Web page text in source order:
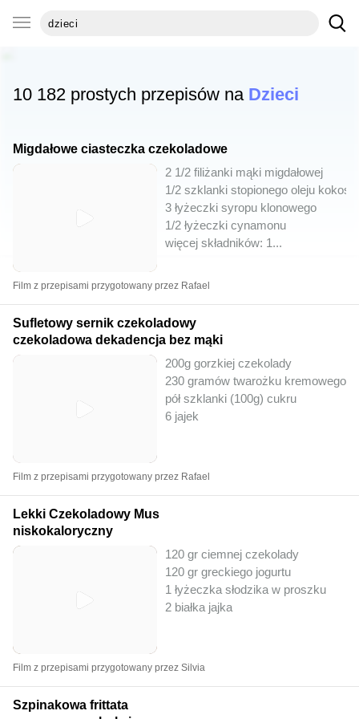
10 182 prostych przepisów na Dzieci
Migdałowe ciasteczka czekoladowe
2 1/2 filiżanki mąki migdałowej
1/2 szklanki stopionego oleju
3 łyżeczki syropu klonowego
1/2 łyżeczki cynamonu
więcej składników: 1...
Film z przepisami przygotowany przez Rafael
Sufletowy sernik czekoladowy
czekoladowa dekadencja bez mąki
200g gorzkiej czekolady
230 gramów twarożku kremowego
pół szklanki (100g) cukru
6 jajek
Film z przepisami przygotowany przez Rafael
Lekki Czekoladowy Mus
niskokaloryczny
120 gr ciemnej czekolady
120 gr greckiego jogurtu
1 łyżeczka słodzika w proszku
2 białka jajka
Film z przepisami przygotowany przez Silvia
Szpinakowa frittata